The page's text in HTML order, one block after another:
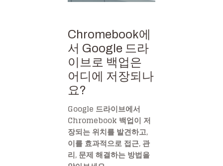
Chromebook에
서 Google 드라
이브로 백업은
어디에 저장되나
요?
Google 드라이브에서
Chromebook 백업이 저
장되는 위치를 발견하고,
이를 효과적으로 접근, 관
리, 문제 해결하는 방법을